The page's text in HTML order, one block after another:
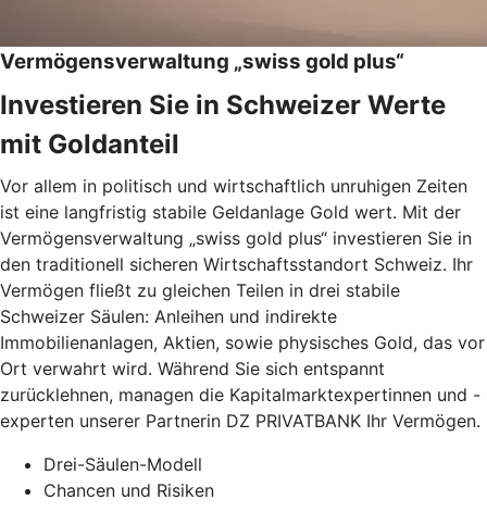
Vermögensverwaltung „swiss gold plus“
Investieren Sie in Schweizer Werte
mit Goldanteil
Vor allem in politisch und wirtschaftlich unruhigen Zeiten
ist eine langfristig stabile Geldanlage Gold wert. Mit der
Vermögensverwaltung „swiss gold plus“ investieren Sie in
den traditionell sicheren Wirtschaftsstandort Schweiz. Ihr
Vermögen fließt zu gleichen Teilen in drei stabile
Schweizer Säulen: Anleihen und indirekte
Immobilienanlagen, Aktien, sowie physisches Gold, das vor
Ort verwahrt wird. Während Sie sich entspannt
zurücklehnen, managen die Kapitalmarktexpertinnen und -
experten unserer Partnerin DZ PRIVATBANK Ihr Vermögen.
Drei-Säulen-Modell
Chancen und Risiken